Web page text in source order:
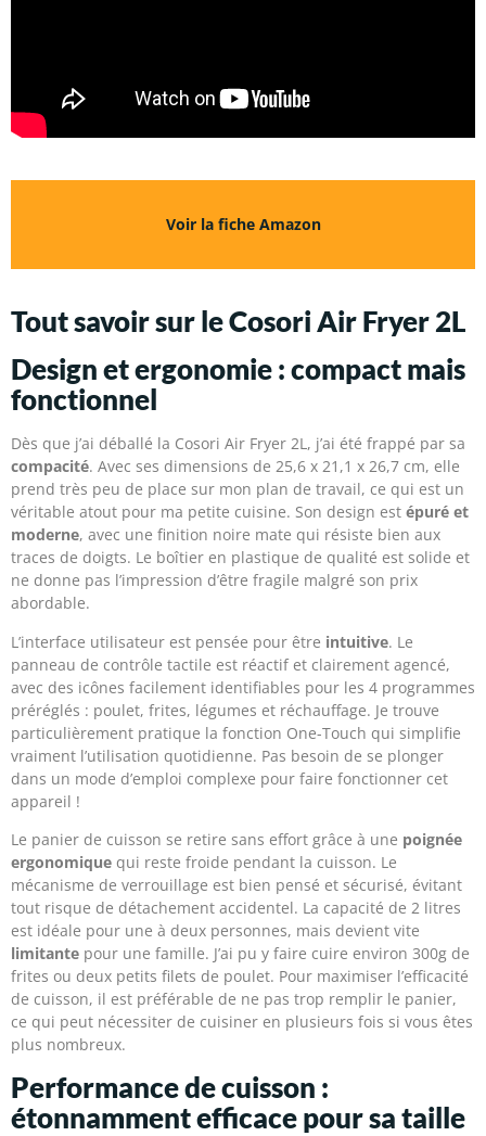
Voir la fiche Amazon
Tout savoir sur le Cosori Air Fryer 2L
Design et ergonomie : compact mais
fonctionnel
Dès que j’ai déballé la Cosori Air Fryer 2L, j’ai été frappé par sa
compacité. Avec ses dimensions de 25,6 x 21,1 x 26,7 cm, elle
prend très peu de place sur mon plan de travail, ce qui est un
véritable atout pour ma petite cuisine. Son design est épuré et
moderne, avec une finition noire mate qui résiste bien aux
traces de doigts. Le boîtier en plastique de qualité est solide et
ne donne pas l’impression d’être fragile malgré son prix
abordable.
L’interface utilisateur est pensée pour être intuitive. Le
panneau de contrôle tactile est réactif et clairement agencé,
avec des icônes facilement identifiables pour les 4 programmes
préréglés : poulet, frites, légumes et réchauffage. Je trouve
particulièrement pratique la fonction One-Touch qui simplifie
vraiment l’utilisation quotidienne. Pas besoin de se plonger
dans un mode d’emploi complexe pour faire fonctionner cet
appareil !
Le panier de cuisson se retire sans effort grâce à une poignée
ergonomique qui reste froide pendant la cuisson. Le
mécanisme de verrouillage est bien pensé et sécurisé, évitant
tout risque de détachement accidentel. La capacité de 2 litres
est idéale pour une à deux personnes, mais devient vite
limitante pour une famille. J’ai pu y faire cuire environ 300g de
frites ou deux petits filets de poulet. Pour maximiser l’efficacité
de cuisson, il est préférable de ne pas trop remplir le panier,
ce qui peut nécessiter de cuisiner en plusieurs fois si vous êtes
plus nombreux.
Performance de cuisson :
étonnamment efficace pour sa taille